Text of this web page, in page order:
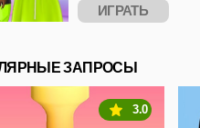
ИГРАТЬ
ЗАПРОСЫ
3.0